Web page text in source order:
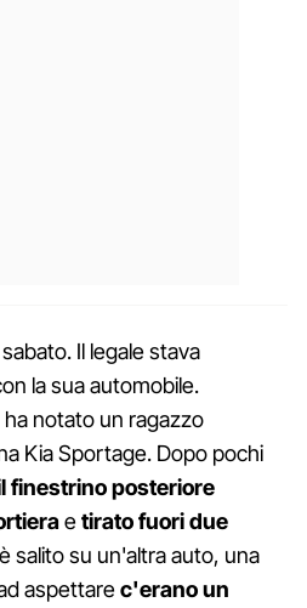
Il legale stava
la sua automobile.
notato un ragazzo
Kia Sportage. Dopo pochi
finestrino posteriore
etirato fuori due
salito su un'altra auto, una
aspettarec'erano un